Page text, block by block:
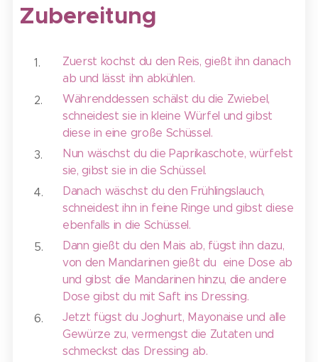
Zubereitung
Zuerst kochst du den Reis, gießt ihn danach
ab und lässt ihn abkühlen.
Währenddessen schälst du die Zwiebel,
schneidest sie in kleine Würfel und gibst
diese in eine große Schüssel.
Nun wäschst du die Paprikaschote, würfelst
sie, gibst sie in die Schüssel.
Danach wäschst du den Frühlingslauch,
schneidest ihn in feine Ringe und gibst diese
ebenfalls in die Schüssel.
Dann gießt du den Mais ab, fügst ihn dazu,
von den Mandarinen gießt du eine Dose ab
und gibst die Mandarinen hinzu, die andere
Dose gibst du mit Saft ins Dressing.
Jetzt fügst du Joghurt, Mayonaise und alle
Gewürze zu, vermengst die Zutaten und
schmeckst das Dressing ab.